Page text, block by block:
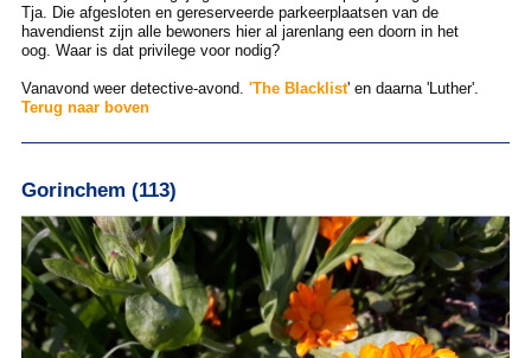
Tja. Die afgesloten en gereserveerde parkeerplaatsen van de
havendienst zijn alle bewoners hier al jarenlang een doorn in het
oog. Waar is dat privilege voor nodig?
Vanavond weer detective-avond. 'The Blacklist' en daarna 'Luther'.
Terug naar boven
Gorinchem (113)